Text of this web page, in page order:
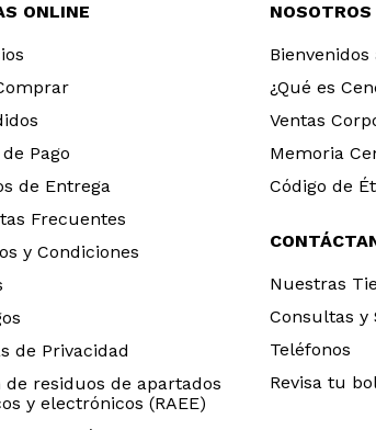
ONLINE
Pago
de Entrega
Frecuentes
y Condiciones
de Privacidad
de residuos de apartados
y electrónicos (RAEE)
NOSOTROS
Bienvenidos
¿Qué es
Ventas
Memoria
Código de
Nuestras
Consultas y
Teléfonos
Revisa tu